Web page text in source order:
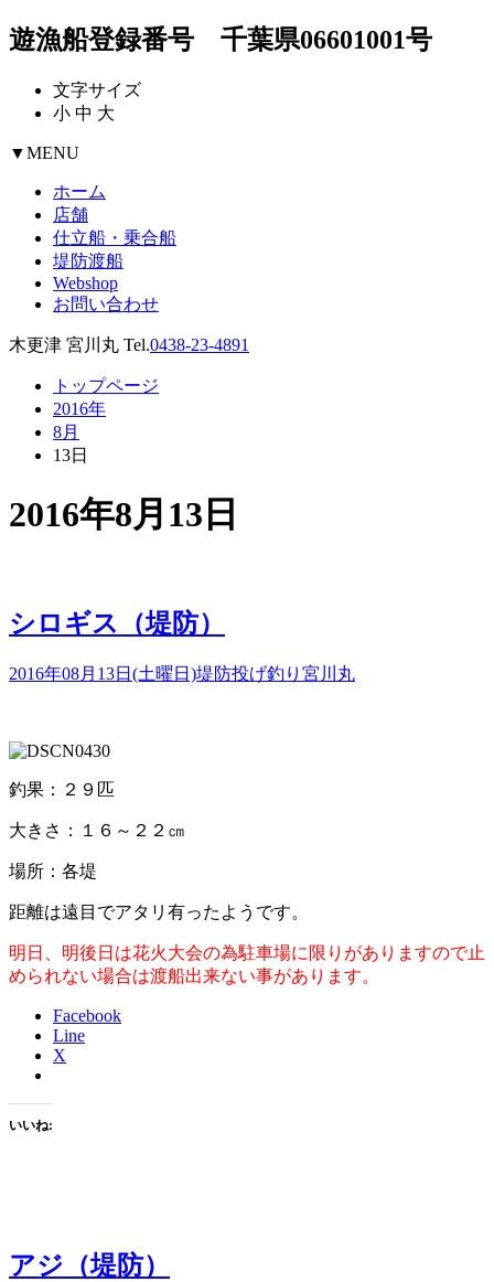
遊漁船登録番号 千葉県06601001号
文字サイズ
小 中 大
▼MENU
ホーム
店舗
仕立船・乗合船
堤防渡船
Webshop
お問い合わせ
木更津 宮川丸 Tel.0438-23-4891
トップページ
2016年
8月
13日
2016年8月13日
シロギス（堤防）
2016年08月13日(土曜日)堤防投げ釣り 宮川丸
釣果：２９匹
大きさ：１６～２２㎝
場所：各堤
距離は遠目でアタリ有ったようです。
明日、明後日は花火大会の為駐車場に限りがありますので止
められない場合は渡船出来ない事があります。
Facebook
Line
X
いいね:
アジ（堤防）